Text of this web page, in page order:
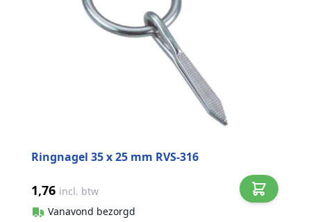
Ringnagel 35 x 25 mm RVS-316
1,76 incl. btw
Vanavond bezorgd